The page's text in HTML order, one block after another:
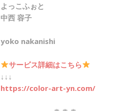
よっこふぉと
中西 容子
yoko nakanishi
サービス詳細はこちら
↓↓↓
https://color-art-yn.com/